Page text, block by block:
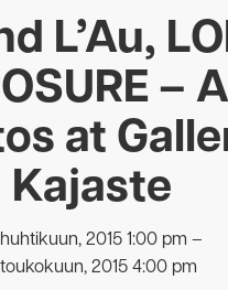
Jäsenet
Tapahtumat
Uutiset
Medialle
Meistä
Helsingin
Ota yhteyttä
L’Au,
–
at
Kajaste
2015 1:00 pm –
2015 4:00 pm